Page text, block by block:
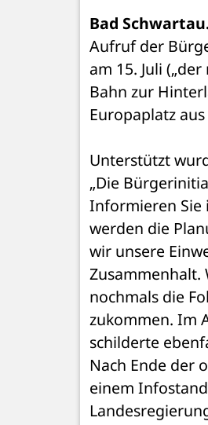
Bad
Aufruf der
am 15. Juli
Bahn zur
Europaplatz
Unterstützt
„Die
Informieren Sie
werden die
wir unsere
Zusammenhalt.
nochmals die
zukommen. Im
schilderte
Nach Ende der
einem